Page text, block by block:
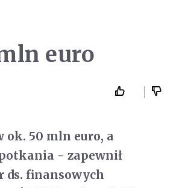
euro
ok. 50 mln euro, a
- zapewnił
ds. finansowych